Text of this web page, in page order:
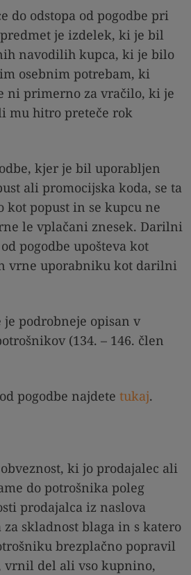
do odstopa od pogodbe pri
je izdelek, ki je bil
navodilih kupca, ki je bilo
osebnim potrebam, ki
ni primerno za vračilo, ki je
mu hitro preteče rok
kjer je bil uporabljen
ali promocijska koda, se ta
kot popust in se kupcu ne
le vplačani znesek. Darilni
pogodbe upošteva kot
vrne uporabniku kot darilni
je podrobneje opisan v
(134. – 146. člen
pogodbe najdete tukaj.
ki jo prodajalec ali
do potrošnika poleg
prodajalca iz naslova
za skladnost blaga in s katero
brezplačno popravil
vrnil del ali vso kupnino,